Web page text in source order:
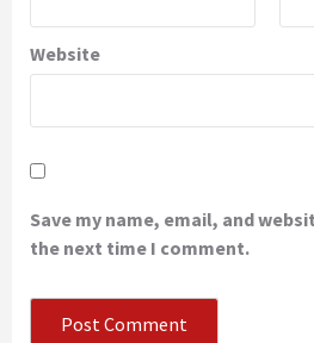
Website
Save my name, email, and
the next time I comment.